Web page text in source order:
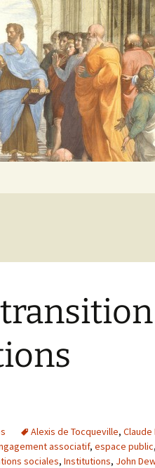
Alexis de Tocqueville,
associatif, espace public,
sociales, Institutions, John